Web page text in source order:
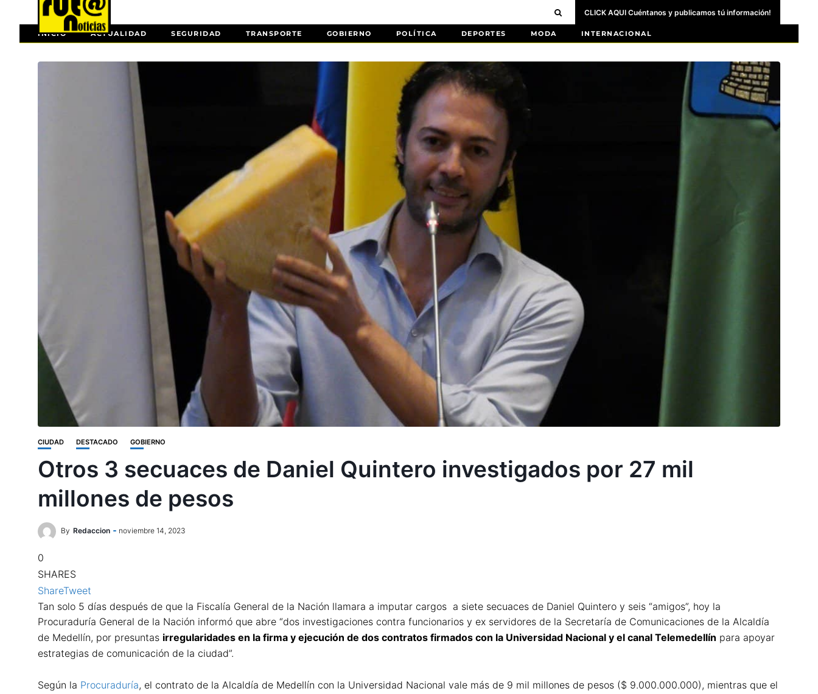
CLICK AQUI Cuéntanos y publicamos tú información!
INICIO ACTUALIDAD SEGURIDAD TRANSPORTE GOBIERNO POLÍTICA DEPORTES MODA INTERNACIONAL
CIUDAD DESTACADO GOBIERNO
Otros 3 secuaces de Daniel Quintero investigados por 27 mil
millones de pesos
By Redaccion noviembre 14, 2023
0
SHARES
ShareTweet
Tan solo 5 días después de que la Fiscalía General de la Nación llamara a imputar cargos a siete secuaces de Daniel Quintero y seis “amigos”, hoy la
Procuraduría General de la Nación informó que abre “dos investigaciones contra funcionarios y ex servidores de la Secretaría de Comunicaciones de la Alcaldía
de Medellín, por presuntas irregularidades en la firma y ejecución de dos contratos firmados con la Universidad Nacional y el canal Telemedellín para apoyar
estrategias de comunicación de la ciudad”.
Según la Procuraduría, el contrato de la Alcaldía de Medellín con la Universidad Nacional vale más de 9 mil millones de pesos ($ 9.000.000.000), mientras que el